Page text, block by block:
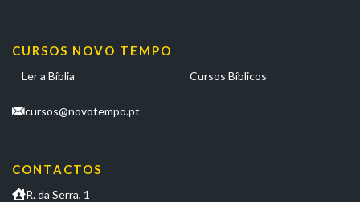
CURSOS NOVO TEMPO
Ler a Bíblia Cursos Bíblicos
cursos@novotempo.pt
CONTACTOS
R. da Serra, 1